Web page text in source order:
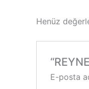
Henüz
E-posta